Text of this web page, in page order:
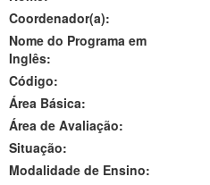
Coordenador(a):
Nome do Programa em
Inglês:
Código:
Área Básica:
Área de Avaliação:
Situação:
Modalidade de Ensino: